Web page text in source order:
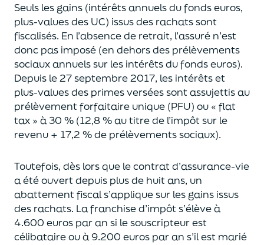
Seuls les gains (intérêts annuels du fonds euros,
plus-values des UC) issus des rachats sont
fiscalisés. En l’absence de retrait, l’assuré n’est
donc pas imposé (en dehors des prélèvements
sociaux annuels sur les intérêts du fonds euros).
Depuis le 27 septembre 2017, les intérêts et
plus-values des primes verséessont assujettis au
prélèvement forfaitaire unique (PFU) ou « flat
tax » à 30 % (12,8 % au titre de l’impôt sur le
revenu + 17,2 % de prélèvements sociaux).
Toutefois, dès lors que le contrat d’assurance-vie
a été ouvert depuis plus de huit ans, un
abattement fiscal s’applique sur les gains issus
des rachats. La franchise d’impôts’élève à
4.600 euros par an si le souscripteurest
célibataire ou à 9.200 euros par an s’il est marié